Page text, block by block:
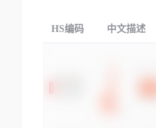
HS编码 中文描述